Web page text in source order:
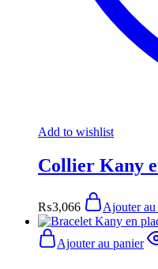
Add to wishlist
Collier Kany
₨3,066
Ajouter au
Ajouter au panier